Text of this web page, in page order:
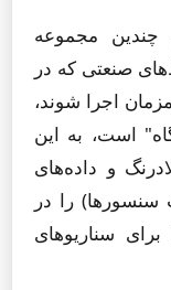
چندین مجموعه
صنعتی که در
اجرا شوند،
است، به این
و داده‌های
سنسورها) را در
سناریوهای